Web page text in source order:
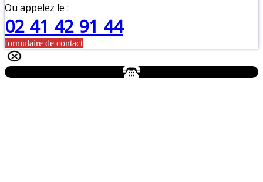
Ou appelez le :
02 41 42 91 44
formulaire de contact